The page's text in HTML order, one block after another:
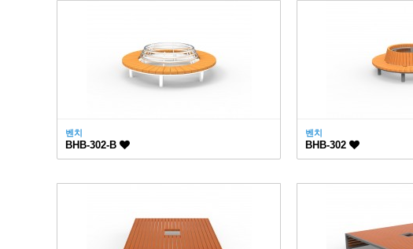
벤치
BHB-302-B
벤치
BHB-302